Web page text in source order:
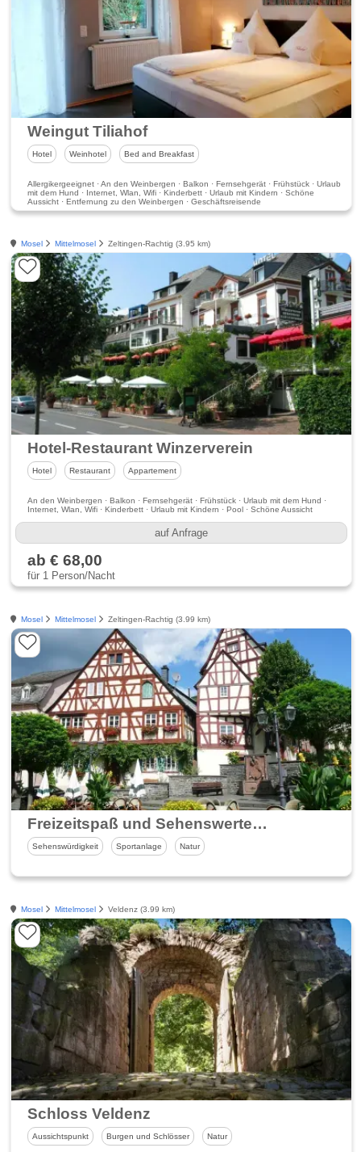
Weingut Tiliahof
Hotel Weinhotel Bed and Breakfast
Allergikergeeignet · An den Weinbergen · Balkon · Fernsehgerät · Frühstück · Urlaub
mit dem Hund · Internet, Wlan, Wifi · Kinderbett · Urlaub mit Kindern · Schöne
Aussicht · Entfernung zu den Weinbergen · Geschäftsreisende
Mosel Mittelmosel Zeltingen-Rachtig (3.95 km)
Hotel-Restaurant Winzerverein
Hotel Restaurant Appartement
An den Weinbergen · Balkon · Fernsehgerät · Frühstück · Urlaub mit dem Hund ·
Internet, Wlan, Wifi · Kinderbett · Urlaub mit Kindern · Pool · Schöne Aussicht
auf Anfrage
ab € 68,00
für 1 Person/Nacht
Mosel Mittelmosel Zeltingen-Rachtig (3.99 km)
Freizeitspaß und Sehenswertes in Zeltingen-Rachtig
Sehenswürdigkeit Sportanlage Natur
Mosel Mittelmosel Veldenz (3.99 km)
Schloss Veldenz
Aussichtspunkt Burgen und Schlösser Natur